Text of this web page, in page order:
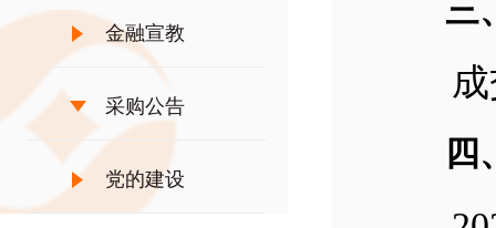
金融宣教
采购公告
党的建设
三、
成交
四、